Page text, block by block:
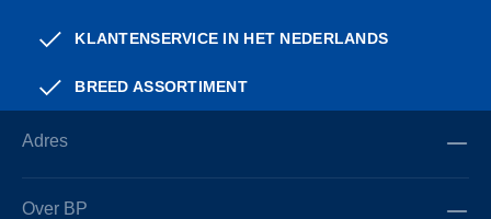
KLANTENSERVICE IN HET NEDERLANDS
BREED ASSORTIMENT
Adres
Over BP